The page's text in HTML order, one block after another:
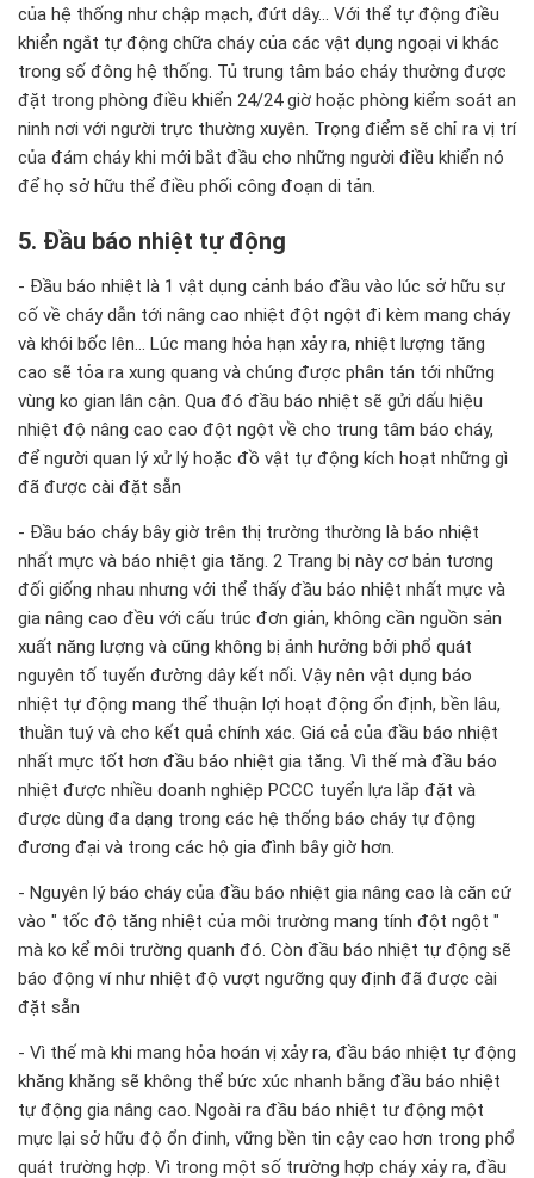
của hệ thống như chập mạch, đứt dây... Với thể tự động điều
khiển ngắt tự động chữa cháy của các vật dụng ngoại vi khác
trong số đông hệ thống. Tủ trung tâm báo cháy thường được
đặt trong phòng điều khiển 24/24 giờ hoặc phòng kiểm soát an
ninh nơi với người trực thường xuyên. Trọng điểm sẽ chỉ ra vị trí
của đám cháy khi mới bắt đầu cho những người điều khiển nó
để họ sở hữu thể điều phối công đoạn di tản.
5. Đầu báo nhiệt tự động
- Đầu báo nhiệt là 1 vật dụng cảnh báo đầu vào lúc sở hữu sự
cố về cháy dẫn tới nâng cao nhiệt đột ngột đi kèm mang cháy
và khói bốc lên... Lúc mang hỏa hạn xảy ra, nhiệt lượng tăng
cao sẽ tỏa ra xung quang và chúng được phân tán tới những
vùng ko gian lân cận. Qua đó đầu báo nhiệt sẽ gửi dấu hiệu
nhiệt độ nâng cao cao đột ngột về cho trung tâm báo cháy,
để người quan lý xử lý hoặc đồ vật tự động kích hoạt những gì
đã được cài đặt sẵn
- Đầu báo cháy bây giờ trên thị trường thường là báo nhiệt
nhất mực và báo nhiệt gia tăng. 2 Trang bị này cơ bản tương
đối giống nhau nhưng với thể thấy đầu báo nhiệt nhất mực và
gia nâng cao đều với cấu trúc đơn giản, không cần nguồn sản
xuất năng lượng và cũng không bị ảnh hưởng bởi phổ quát
nguyên tố tuyến đường dây kết nối. Vậy nên vật dụng báo
nhiệt tự động mang thể thuận lợi hoạt động ổn định, bền lâu,
thuần tuý và cho kết quả chính xác. Giá cả của đầu báo nhiệt
nhất mực tốt hơn đầu báo nhiệt gia tăng. Vì thế mà đầu báo
nhiệt được nhiều doanh nghiệp PCCC tuyển lựa lắp đặt và
được dùng đa dạng trong các hệ thống báo cháy tự động
đương đại và trong các hộ gia đình bây giờ hơn.
- Nguyên lý báo cháy của đầu báo nhiệt gia nâng cao là căn cứ
vào " tốc độ tăng nhiệt của môi trường mang tính đột ngột "
mà ko kể môi trường quanh đó. Còn đầu báo nhiệt tự động sẽ
báo động ví như nhiệt độ vượt ngưỡng quy định đã được cài
đặt sẵn
- Vì thế mà khi mang hỏa hoán vị xảy ra, đầu báo nhiệt tự động
khăng khăng sẽ không thể bức xúc nhanh bằng đầu báo nhiệt
tự động gia nâng cao. Ngoài ra đầu báo nhiệt tư động một
mực lại sở hữu độ ổn đinh, vững bền tin cậy cao hơn trong phổ
quát trường hợp. Vì trong một số trường hợp cháy xảy ra, đầu